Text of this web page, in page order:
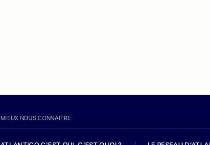
MIEUX NOUS CONNAITRE